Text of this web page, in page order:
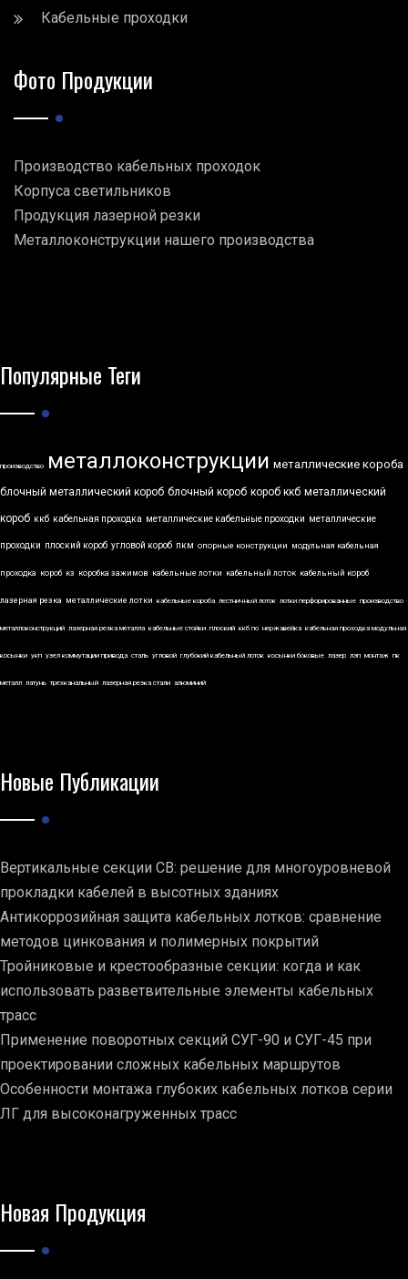
Кабельные проходки
Фото Продукции
Производство кабельных проходок
Корпуса светильников
Продукция лазерной резки
Металлоконструкции нашего производства
Популярные Теги
производство металлоконструкции металлические короба
блочный металлический короб блочный короб короб ккб металлический
короб ккб кабельная проходка металлические кабельные проходки металлические
проходки плоский короб угловой короб пкм опорные конструкции модульная кабельная
проходка короб кз коробка зажимов кабельные лотки кабельный лоток кабельный короб
лазерная резка металлические лотки кабельные короба лестничный лоток лотки перфорированные производство
металлоконструкций лазерная резка металла кабельные стойки плоский ккб по нержавейка кабельная проходка модульная
косынки укп узел коммутации привода сталь угловой глубокий кабельный лоток косынки боковые лазер лэп монтаж пк
металл латунь трехканальный лазерная резка стали алюминий
Новые Публикации
Вертикальные секции СВ: решение для многоуровневой
прокладки кабелей в высотных зданиях
Антикоррозийная защита кабельных лотков: сравнение
методов цинкования и полимерных покрытий
Тройниковые и крестообразные секции: когда и как
использовать разветвительные элементы кабельных
трасс
Применение поворотных секций СУГ-90 и СУГ-45 при
проектировании сложных кабельных маршрутов
Особенности монтажа глубоких кабельных лотков серии
ЛГ для высоконагруженных трасс
Новая Продукция